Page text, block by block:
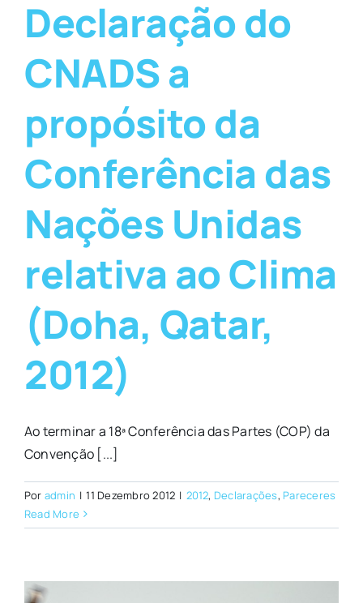
Declaração do
CNADS a
propósito da
Conferência das
Nações Unidas
relativa ao Clima
(Doha, Qatar,
2012)
Ao terminar a 18ª Conferência das Partes (COP) da
Convenção [...]
Por admin | 11 Dezembro 2012 | 2012, Declarações, Pareceres
Read More